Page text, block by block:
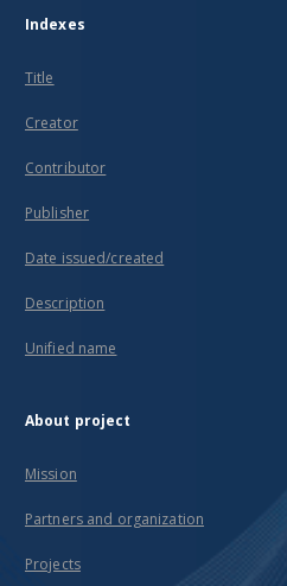
Indexes
Title
Creator
Contributor
Publisher
Date issued/created
Description
Unified name
About project
Mission
Partners and organization
Projects